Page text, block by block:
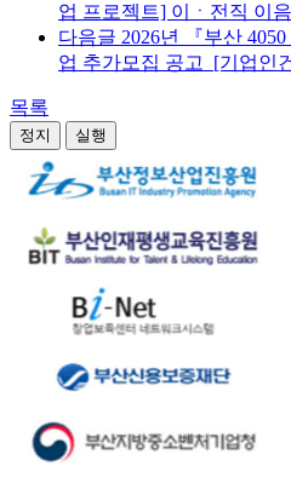
업 프로젝트] 이ㆍ전직 이
다음글 2026년 『부산
업 추가모집 공고_[기업인
목록
정지 실행